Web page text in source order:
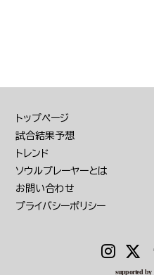
トップページ
試合結果予想
トレンド
ソウルプレーヤーとは
お問い合わせ
プライバシーポリシー